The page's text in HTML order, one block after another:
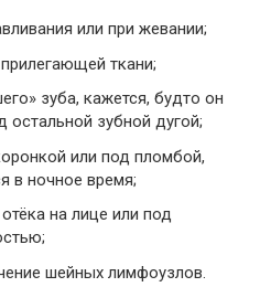
или при жевании;
ткани;
зуба, кажется, будто он
остальной зубной дугой;
или под пломбой,
в ночное время;
на лице или под
шейных лимфоузлов.